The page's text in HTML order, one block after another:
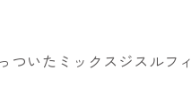
ついたミックスジスルフィ